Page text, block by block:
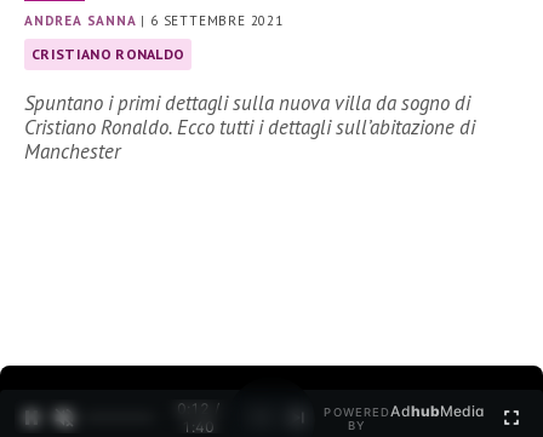
ANDREA SANNA | 6 SETTEMBRE 2021
CRISTIANO RONALDO
Spuntano i primi dettagli sulla nuova villa da sogno di
Cristiano Ronaldo. Ecco tutti i dettagli sull’abitazione di
Manchester
0:12 /
1:40
POWERED
BY
AdhubMedia